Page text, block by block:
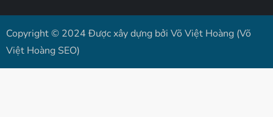
Copyright © 2024 Được xây dựng bởi Võ Việt Hoàng (Võ
Việt Hoàng SEO)